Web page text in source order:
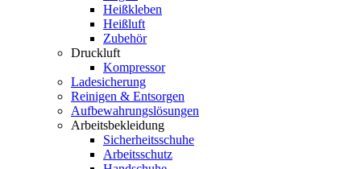
Heißkleben
Heißluft
Zubehör
Druckluft
Kompressor
Ladesicherung
Reinigen & Entsorgen
Aufbewahrungslösungen
Arbeitsbekleidung
Sicherheitsschuhe
Arbeitsschutz